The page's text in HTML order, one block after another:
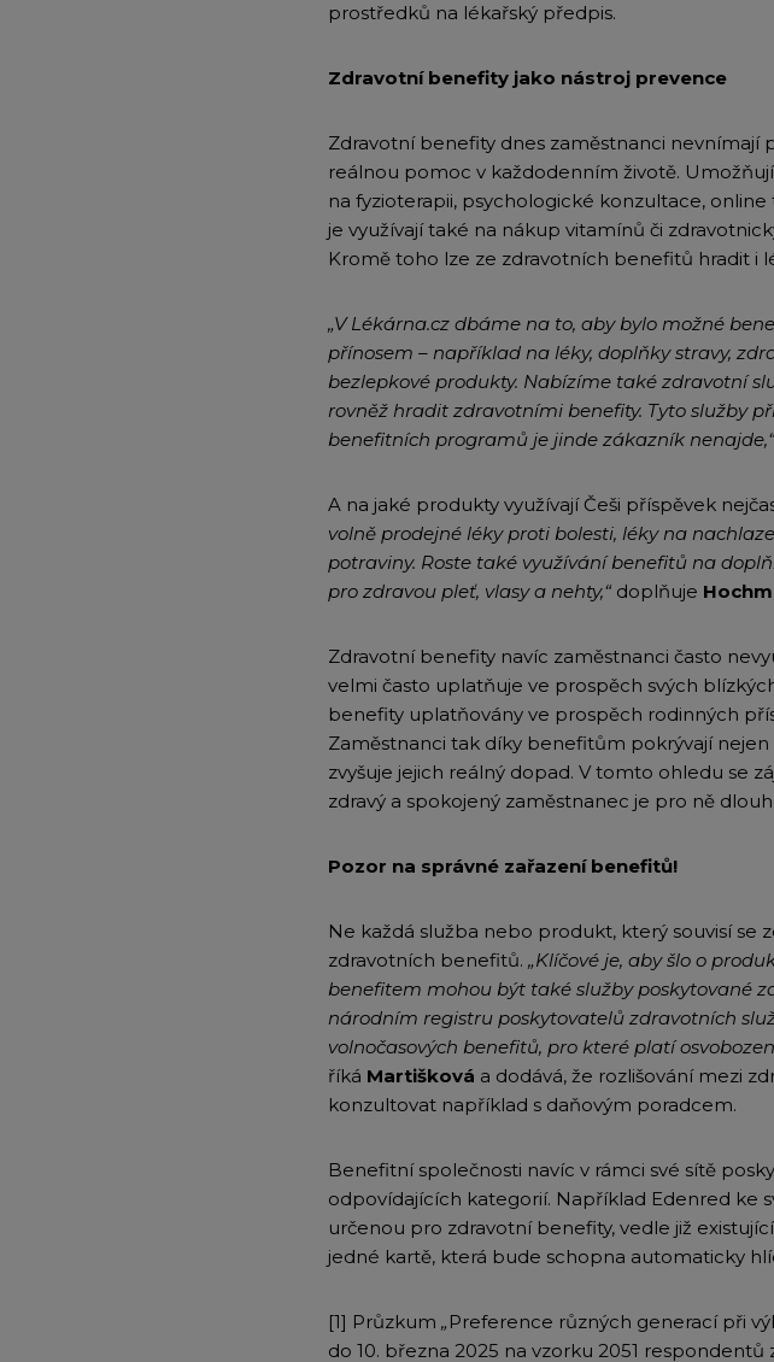
prostředků na lékařský předpis.
Zdravotní benefity jako nástroj prevence
Zdravotní benefity dnes zaměstnanci nevnímají
reálnou pomoc v každodenním životě.
na fyzioterapii, psychologické konzultace,
je využívají také na nákup vitamínů či
Kromě toho lze ze zdravotních benefitů hradit i
„V Lékárna.cz dbáme na to, aby bylo možné
přínosem – například na léky, doplňky stravy,
bezlepkové produkty. Nabízíme také zdravotní
rovněž hradit zdravotními benefity. Tyto služby
benefitních programů je jinde zákazník nenajde,“
A na jaké produkty využívají Češi příspěvek
volně prodejné léky proti bolesti, léky na
potraviny. Roste také využívání benefitů na
pro zdravou pleť, vlasy a nehty,“ doplňuje
Zdravotní benefity navíc zaměstnanci často
velmi často uplatňuje ve prospěch svých
benefity uplatňovány ve prospěch rodinných
Zaměstnanci tak díky benefitům pokrývají
zvyšuje jejich reálný dopad. V tomto ohledu se
zdravý a spokojený zaměstnanec je pro ně
Pozor na správné zařazení benefitů!
Ne každá služba nebo produkt, který souvisí
zdravotních benefitů. „Klíčové je, aby šlo o
benefitem mohou být také služby poskytované
národním registru poskytovatelů zdravotních
volnočasových benefitů, pro které platí
říká Martišková a dodává, že rozlišování mezi
konzultovat například s daňovým poradcem.
Benefitní společnosti navíc v rámci své sítě
odpovídajících kategorií. Například Edenred ke
určenou pro zdravotní benefity, vedle již
jedné kartě, která bude schopna automaticky
[1] Průzkum „ Preference různých generací při
do 10. března 2025 na vzorku 2051